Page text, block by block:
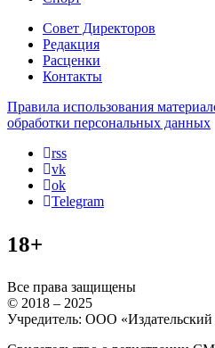
Совет Директоров
Редакция
Расценки
Контакты
Правила использования
обработки персональных данных
rss
vk
ok
Telegram
18+
Все права защищены
© 2018 – 2025
Учредитель: ООО